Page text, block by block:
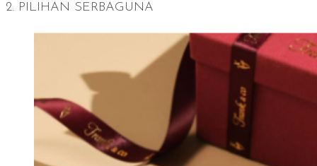
2. PILIHAN SERBAGUNA